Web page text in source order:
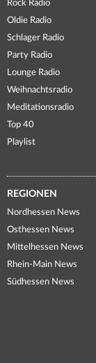
Rock Radio
Oldie Radio
Schlager Radio
Party Radio
Lounge Radio
Weihnachtsradio
Meditationsradio
Top 40
Playlist
REGIONEN
Nordhessen News
Osthessen News
Mittelhessen News
Rhein-Main News
Südhessen News